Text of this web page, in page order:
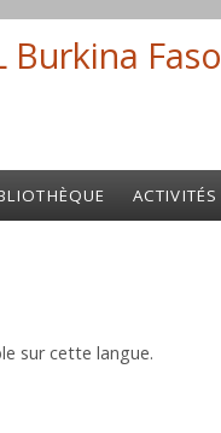
Burkina Faso
ACTIVITÉS
sur cette langue.